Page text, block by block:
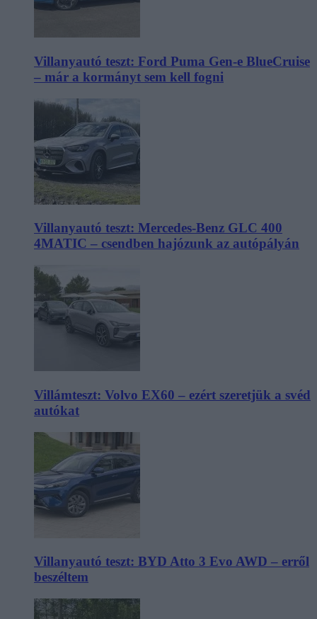
Villanyautó teszt: Ford Puma Gen-e BlueCruise
– már a kormányt sem kell fogni
Villanyautó teszt: Mercedes-Benz GLC 400
4MATIC – csendben hajózunk az autópályán
Villámteszt: Volvo EX60 – ezért szeretjük a svéd
autókat
Villanyautó teszt: BYD Atto 3 Evo AWD – erről
beszéltem